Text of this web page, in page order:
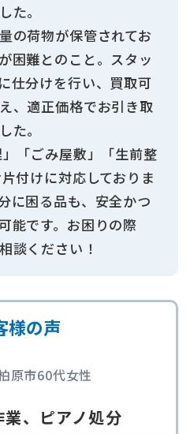
た。
の荷物が保管されてお
困難とのこと。スタッ
仕分けを行い、買取可
、適正価格でお引き取
た。
「ごみ屋敷」「生前整
付けに対応しておりま
に困る品も、安全かつ
能です。お困りの際
談ください！
様の声
原市60代女性
、ピアノ処分